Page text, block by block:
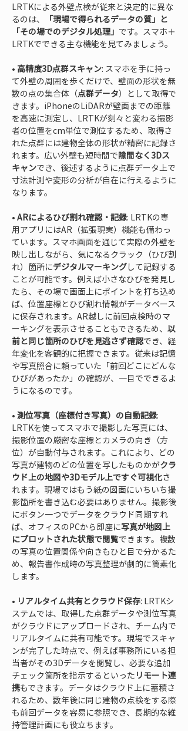
LRTKによる外壁点検が従来と決定的に異な
るのは、
「現場で得られるデータの質」と
「その場でのデジタル処理」 です。スマホ＋
LRTKでできる主な機能を見てみましょう。
• 高精度3D点群スキャン: スマホを手に持っ
て外壁の周囲を歩くだけで、壁面の形状を無
数の点の集合体（点群データ）として取得で
きます。iPhoneのLiDARが壁面までの距離
を高速に測定し、LRTKが刻々と変わる撮影
者の位置をcm単位で測位するため、取得さ
れた点群には建物全体の形状が精密に記録さ
れます。広い外壁も短時間で隙間なく3Dス
キャンでき、後述するように点群データ上で
寸法計測や変形の分析が自在に行えるように
• ARによるひび割れ確認・記録: LRTKの専
用アプリにはAR（拡張現実）機能も備わっ
ています。スマホ画面を通じて実際の外壁を
映し出しながら、気になるクラック（ひび割
れ）箇所にデジタルマーキングして記録する
ことが可能です。例えば小さなひびを発見し
たら、その場で画面上にポイントを打ち込め
ば、位置座標とひび割れ情報がデータベース
に保存されます。AR越しに前回点検時のマ
ーキングを表示させることもできるため、 以
前と同じ箇所のひびを見逃さず確認でき、経
年変化を客観的に把握できます。従来は記憶
や写真照合に頼っていた「前回どこにどんな
ひびがあったか」の確認が、一目でできるよ
• 測位写真（座標付き写真）の自動記録:
LRTKを使ってスマホで撮影した写真には、
撮影位置の厳密な座標とカメラの向き（方
位）が自動付与されます。これにより、どの
写真が建物のどの位置を写したものかがクラ
ウド上の地図や3Dモデル上ですぐ可視化さ
れます。現場ではもう紙の図面にいちいち撮
影箇所を書き込む必要はありません。撮影後
にボタン一つでデータをクラウド同期すれ
ば、オフィスのPCから即座に写真が地図上
にプロットされた状態で閲覧できます。複数
の写真の位置関係や向きもひと目で分かるた
め、報告書作成時の写真整理が劇的に簡素化
• リアルタイム共有とクラウド保存: LRTKシ
ステムでは、取得した点群データや測位写真
がクラウドにアップロードされ、チーム内で
リアルタイムに共有可能です。現場でスキャ
ンが完了した時点で、例えば事務所にいる担
当者がその3Dデータを閲覧し、必要な追加
チェック箇所を指示するといった リモート連
携もできます。データはクラウド上に蓄積さ
れるため、数年後に同じ建物の点検をする際
も前回データを容易に参照でき、長期的な維
持管理計画にも役立ちます。